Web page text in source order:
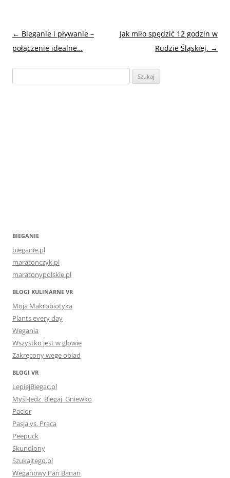
Nawigacja
wpisu
← Bieganie i pływanie –
połączenie idealne…
Jak miło spędzić 12 godzin w
Rudzie Śląskiej. →
BIEGANIE
bieganie.pl
maratonczyk.pl
maratonypolskie.pl
BLOGI KULINARNE VR
Moja Makrobiotyka
Plants every day
Wegania
Wszystko jest w głowie
Zakręcony wege obiad
BLOGI VR
LepiejBiegac.pl
Myśl-Jedz_Biegaj_Gniewko
Pacior
Pasja vs. Praca
Peepuck
Skundlony
Szukajtego.pl
Weganowy Pan Banan